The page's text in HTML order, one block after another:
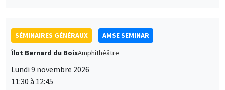
SÉMINAIRES GÉNÉRAUX
AMSE SEMINAR
Îlot Bernard du BoisAmphithéâtre
Lundi 9 novembre 2026
11:30 à 12:45